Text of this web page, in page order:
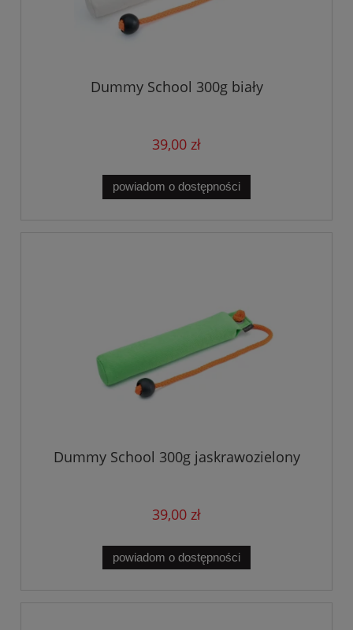
Dummy School 300g biały
39,00 zł
powiadom o dostępności
Dummy School 300g jaskrawozielony
39,00 zł
powiadom o dostępności